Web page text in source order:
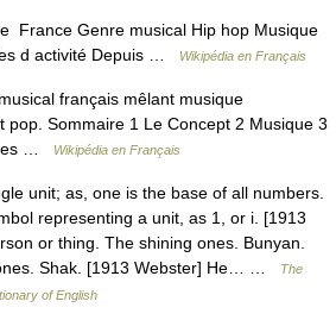
France Genre musical Hip hop Musique
d activité Depuis …
Wikipédia en Français
français mêlant musique
pop. Sommaire 1 Le Concept 2 Musique 3
…
Wikipédia en Français
unit; as, one is the base of all numbers.
representing a unit, as 1, or i. [1913
or thing. The shining ones. Bunyan.
Shak. [1913 Webster] He… …
The
of English